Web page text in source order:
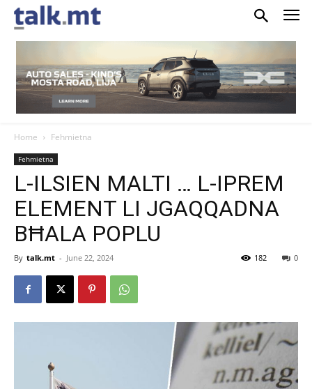
Home Fehmietna
Fehmietna
L-ILSIEN MALTI … L-IPREM
ELEMENT LI JGAQQADNA
BĦALA POPLU
By talk.mt - June 22, 2024 0
182